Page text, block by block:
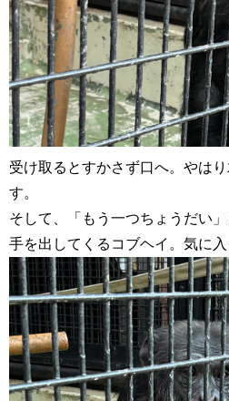
受け取るとすかさず口へ。やは
す。
そして、「もう一つちょうだい
手を出してくるコブヘイ。気に入